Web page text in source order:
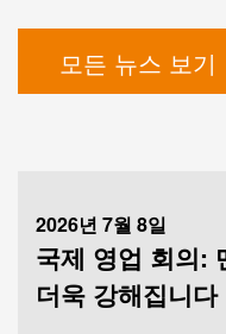
모든 뉴스 보기
2026년 7월 8일
국제 영업 회의:
더욱 강해집니다